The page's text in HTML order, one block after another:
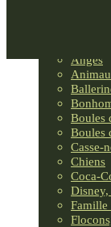
Anges
Boules
Boules
Casse-
Chiens
Coca-
Famille